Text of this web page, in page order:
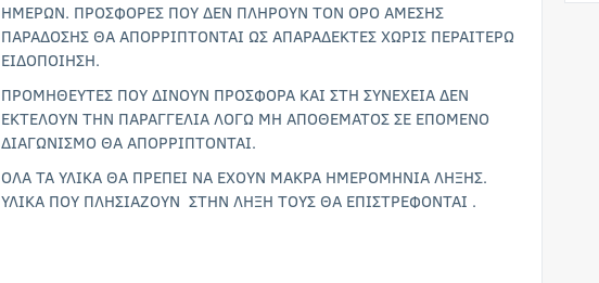
ΗΜΕΡΩΝ. ΠΡΟΣΦΟΡΕΣ ΠΟΥ ΔΕΝ ΠΛΗΡΟΥΝ ΤΟΝ ΟΡΟ ΑΜΕΣΗΣ
ΠΑΡΑΔΟΣΗΣ ΘΑ ΑΠΟΡΡΙΠΤΟΝΤΑΙ ΩΣ ΑΠΑΡΑΔΕΚΤΕΣ ΧΩΡΙΣ ΠΕΡΑΙΤΕΡΩ
ΕΙΔΟΠΟΙΗΣΗ.
ΠΡΟΜΗΘΕΥΤΕΣ ΠΟΥ ΔΙΝΟΥΝ ΠΡΟΣΦΟΡΑ ΚΑΙ ΣΤΗ ΣΥΝΕΧΕΙΑ ΔΕΝ
ΕΚΤΕΛΟΥΝ ΤΗΝ ΠΑΡΑΓΓΕΛΙΑ ΛΟΓΩ ΜΗ ΑΠΟΘΕΜΑΤΟΣ ΣΕ ΕΠΟΜΕΝΟ
ΔΙΑΓΩΝΙΣΜΟ ΘΑ ΑΠΟΡΡΙΠΤΟΝΤΑΙ.
ΟΛΑ ΤΑ ΥΛΙΚΑ ΘΑ ΠΡΕΠΕΙ ΝΑ ΕΧΟΥΝ ΜΑΚΡΑ ΗΜΕΡΟΜΗΝΙΑ ΛΗΞΗΣ.
ΥΛΙΚΑ ΠΟΥ ΠΛΗΣΙΑΖΟΥΝ ΣΤΗΝ ΛΗΞΗ ΤΟΥΣ ΘΑ ΕΠΙΣΤΡΕΦΟΝΤΑΙ .